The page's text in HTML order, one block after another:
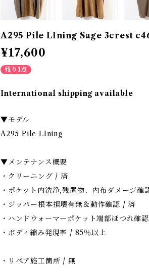
A295 Pile LIning Sage 3crest
¥17,600
残り1点
International shipping available
▼モデル
A295 Pile LIning
▼メンテナンス概要
・クリーニング / 済
・ポケット内洗浄,残置物、内布ダメージ確
・ジッパー根本損壊有無＆動作確認 / 済
・ハンドウォーマーポケット端部ほつれ確
・ボディ縮み発現率 / 85％以上
・リペア施工箇所 / 無